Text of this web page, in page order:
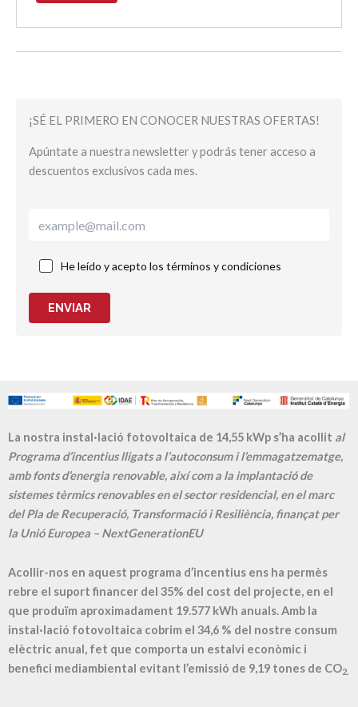
¡SÉ EL PRIMERO EN CONOCER NUESTRAS OFERTAS!
Apúntate a nuestra newsletter y podrás tener acceso a
descuentos exclusivos cada mes.
He leído y acepto los términos y condiciones
ENVIAR
La nostra instal·lació fotovoltaica de 14,55 kWp s’ha acollit al
Programa d’incentius lligats a l’autoconsum i l’emmagatzematge,
amb fonts d’energia renovable, així com a la implantació de
sistemes tèrmics renovables en el sector residencial, en el marc
del Pla de Recuperació, Transformació i Resiliència, finançat per
la Unió Europea – NextGenerationEU
Acollir-nos en aquest programa d’incentius ens ha permès
rebre el suport financer del 35% del cost del projecte, en el
que produïm aproximadament 19.577 kWh anuals. Amb la
instal·lació fotovoltaica cobrim el 34,6 % del nostre consum
elèctric anual, fet que comporta un estalvi econòmic i
benefici mediambiental evitant l’emissió de 9,19 tones de CO2.